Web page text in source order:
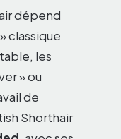
dépend
classique
les
» ou
de
Shorthair